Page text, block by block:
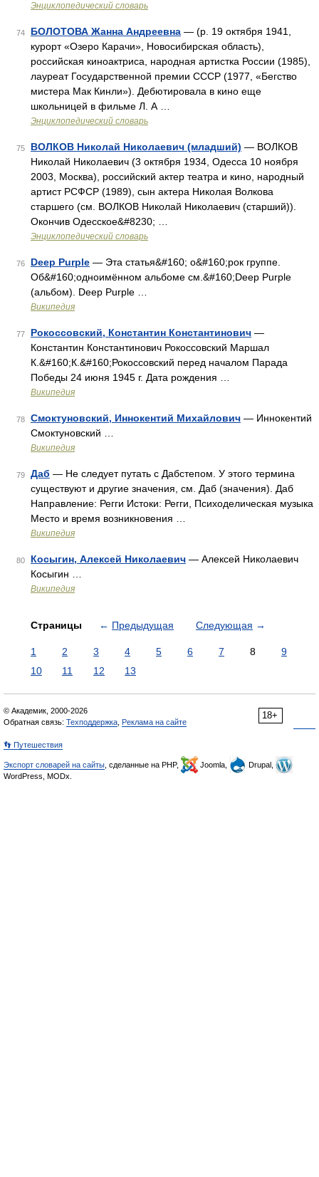
Энциклопедический словарь
74 БОЛОТОВА Жанна Андреевна — (р. 19 октября 1941,
курорт «Озеро Карачи», Новосибирская область),
российская киноактриса, народная артистка России (1985),
лауреат Государственной премии СССР (1977, «Бегство
мистера Мак Кинли»). Дебютировала в кино еще
школьницей в фильме Л. А …
Энциклопедический словарь
75 ВОЛКОВ Николай Николаевич (младший) — ВОЛКОВ
Николай Николаевич (3 октября 1934, Одесса 10 ноября
2003, Москва), российский актер театра и кино, народный
артист РСФСР (1989), сын актера Николая Волкова
старшего (см. ВОЛКОВ Николай Николаевич (старший)).
Окончив Одесское&#8230; …
Энциклопедический словарь
76 Deep Purple — Эта статья&#160; о&#160;рок группе.
Об&#160;одноимённом альбоме см.&#160;Deep Purple
(альбом). Deep Purple …
Википедия
77 Рокоссовский, Константин Константинович —
Константин Константинович Рокоссовский Маршал
К.&#160;К.&#160;Рокоссовский перед началом Парада
Победы 24 июня 1945 г. Дата рождения …
Википедия
78 Смоктуновский, Иннокентий Михайлович — Иннокентий
Смоктуновский …
Википедия
79 Даб — Не следует путать с Дабстепом. У этого термина
существуют и другие значения, см. Даб (значения). Даб
Направление: Регги Истоки: Регги, Психоделическая музыка
Место и время возникновения …
Википедия
80 Косыгин, Алексей Николаевич — Алексей Николаевич
Косыгин …
Википедия
Страницы ← Предыдущая Следующая →
1 2 3 4 5 6 7 8
9
10
11 12 13
18+
© Академик, 2000-2026
Обратная связь: Техподдержка Реклама на сайте
👣 Путешествия
Экспорт словарей на сайты , сделанные на PHP, Joomla,
Drupal,
WordPress, MODx.